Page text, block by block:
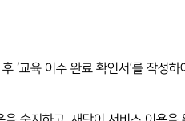
‘교육 이수 완료 확인서’를 작성